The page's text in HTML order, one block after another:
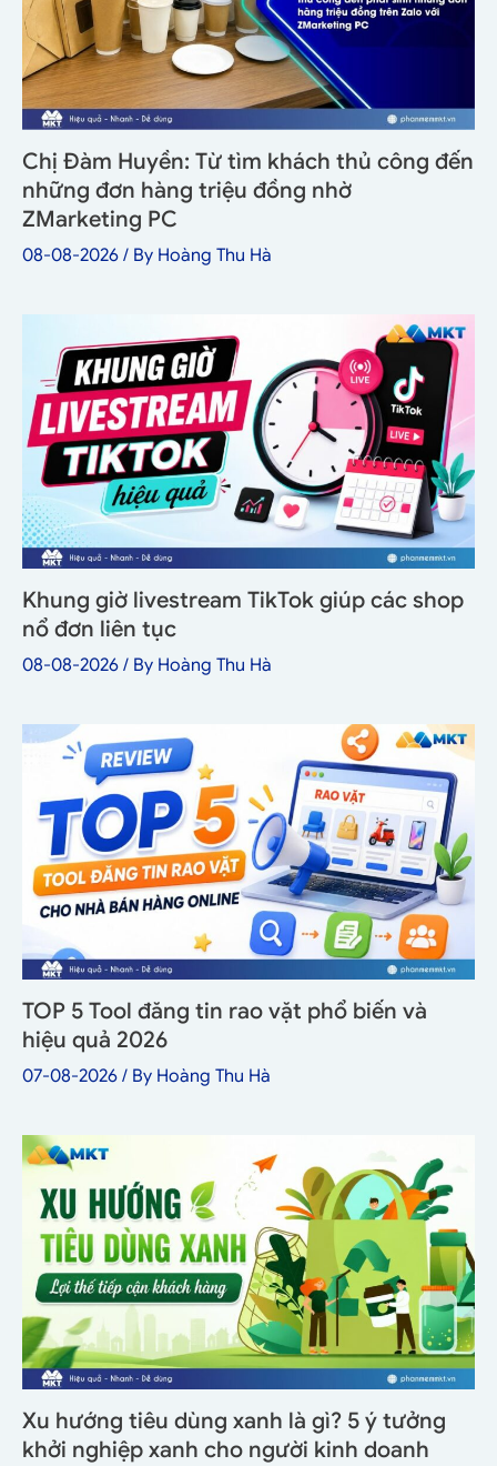
Chị Đàm Huyền: Từ tìm khách thủ công đến
những đơn hàng triệu đồng nhờ
ZMarketing PC
08-08-2026 / By Hoàng Thu Hà
Khung giờ livestream TikTok giúp các shop
nổ đơn liên tục
08-08-2026 / By Hoàng Thu Hà
TOP 5 Tool đăng tin rao vặt phổ biến và
hiệu quả 2026
07-08-2026 / By Hoàng Thu Hà
Xu hướng tiêu dùng xanh là gì? 5 ý tưởng
khởi nghiệp xanh cho người kinh doanh